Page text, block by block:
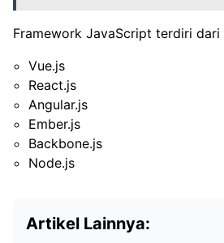
Framework JavaScript terdiri dari
Vue.js
React.js
Angular.js
Ember.js
Backbone.js
Node.js
Artikel Lainnya: